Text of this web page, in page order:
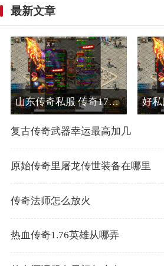
最新文章
山东传奇私服 传奇176屠龙殿怎么走
复古传奇武器幸运最高加几
原始传奇里屠龙传世装备在哪里
传奇法师怎么放火
热血传奇1.76英雄从哪弄